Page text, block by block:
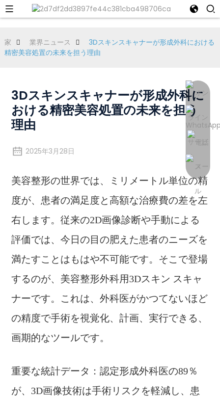
家 業界ニュース
3Dスキンスキャナーが形成外科における
精密美容処置の未来を担う理由
3Dスキンスキャナーが形成外科に
おける精密美容処置の未来を担う
理由
2025年3月28日
美容整形の世界では、ミリメートル単位の精
度が、患者の満足度と高額な治療費の差を左
右します。従来の2D画像診断や手動による
評価では、今日の目の肥えた患者のニーズを
満たすことはもはや不可能です。そこで登場
するのが、美容整形外科用3Dスキン スキャ
ナーです。これは、外科医がかつてないほど
の精度で手術を視覚化、計画、実行できる、
画期的なツールです。
重要な統計データ：認定形成外科医の89％
が、3D画像技術は手術リスクを軽減し、患